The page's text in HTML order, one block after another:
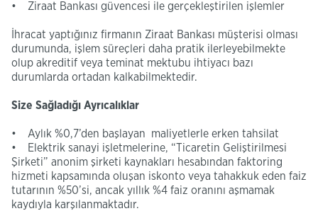
• Ziraat Bankası güvencesi ile gerçekleştirilen işlemler
İhracat yaptığınız firmanın Ziraat Bankası müşterisi olması
durumunda, işlem süreçleri daha pratik ilerleyebilmekte
olup akreditif veya teminat mektubu ihtiyacı bazı
durumlarda ortadan kalkabilmektedir.
Size Sağladığı Ayrıcalıklar
• Aylık %0,7’den başlayan maliyetlerle erken tahsilat
• Elektrik sanayi işletmelerine, “Ticaretin Geliştirilmesi
Şirketi” anonim şirketi kaynakları hesabından faktoring
hizmeti kapsamında oluşan iskonto veya tahakkuk eden faiz
tutarının %50’si, ancak yıllık %4 faiz oranını aşmamak
kaydıyla karşılanmaktadır.